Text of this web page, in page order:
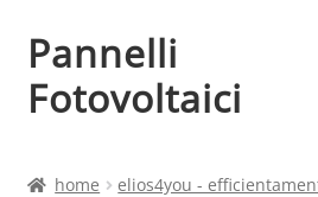
Vai
alla
navigazione
Vai
al
contenuto
Pannelli
Fotovoltaici
home
elios4you -